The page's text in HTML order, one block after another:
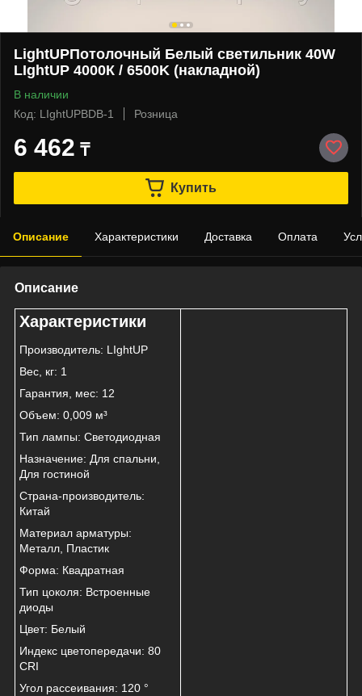
LightUPПотолочный Белый светильник 40W
LIghtUP 4000К / 6500K (накладной)
В наличии
Код: LIghtUPBDB-1
Розница
6 462 ₸
Купить
Описание Характеристики Доставка Оплата
Описание
Характеристики
Производитель: LIghtUP
Вес, кг: 1
Гарантия, мес: 12
Объем: 0,009 м³
Тип лампы: Светодиодная
Назначение: Для спальни,
Для гостиной
Страна-производитель:
Китай
Материал арматуры:
Металл, Пластик
Форма: Квадратная
Тип цоколя: Встроенные
диоды
Цвет: Белый
Индекс цветопередачи: 80
CRI
Угол рассеивания: 120 °